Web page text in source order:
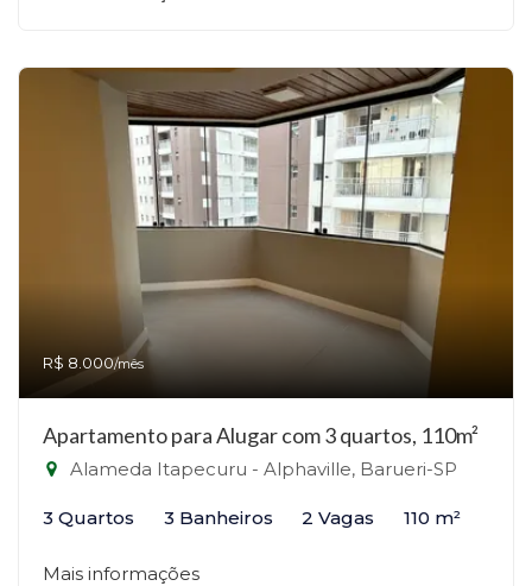
R$ 8.000/mês
Apartamento para Alugar com 3 quartos, 110m²
Alameda Itapecuru - Alphaville, Barueri-SP
3 Quartos 3 Banheiros 2 Vagas 110 m²
Mais informações